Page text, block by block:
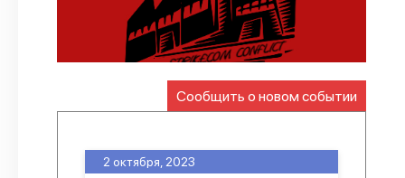
Предложить публикацию
Справочник
API
О проекте
Сообщить о новом событии
2 октября, 2023